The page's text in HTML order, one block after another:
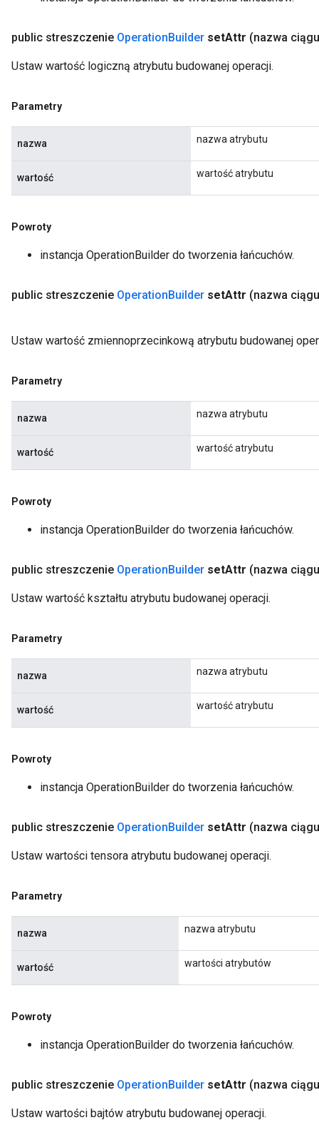
public streszczenie OperationBuilder setAttr (nazwa ciągu
Ustaw wartość logiczną atrybutu budowanej operacji.
Parametry
nazwa nazwa atrybutu
wartość wartość atrybutu
Powroty
instancja OperationBuilder do tworzenia łańcuchów.
public streszczenie OperationBuilder setAttr (nazwa ciągu
Ustaw wartość zmiennoprzecinkową atrybutu budowanej
Parametry
nazwa nazwa atrybutu
wartość wartość atrybutu
Powroty
instancja OperationBuilder do tworzenia łańcuchów.
public streszczenie OperationBuilder setAttr (nazwa ciągu
Ustaw wartość kształtu atrybutu budowanej operacji.
Parametry
nazwa nazwa atrybutu
wartość wartość atrybutu
Powroty
instancja OperationBuilder do tworzenia łańcuchów.
public streszczenie OperationBuilder setAttr (nazwa ciągu
Ustaw wartości tensora atrybutu budowanej operacji.
Parametry
nazwa nazwa atrybutu
wartość wartości atrybutów
Powroty
instancja OperationBuilder do tworzenia łańcuchów.
public streszczenie OperationBuilder setAttr (nazwa ciągu
Ustaw wartości bajtów atrybutu budowanej operacji.